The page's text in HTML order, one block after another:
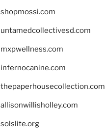
shopmossi.com
untamedcollectivesd.com
mxpwellness.com
infernocanine.com
thepaperhousecollection.com
allisonwillisholley.com
solslite.org